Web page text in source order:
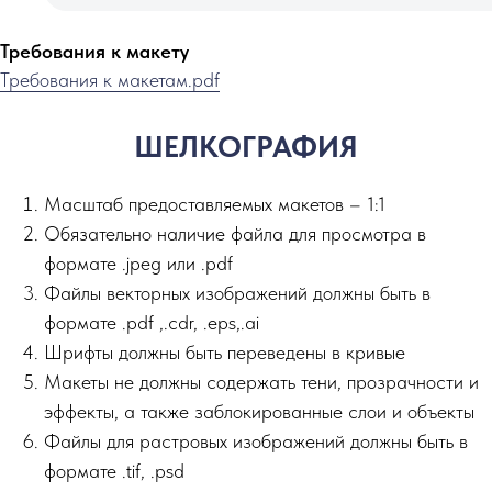
Требования к макету
Требования к макетам.pdf
ШЕЛКОГРАФИЯ
Масштаб предоставляемых макетов – 1:1
Обязательно наличие файла для просмотра в
формате .jpeg или .pdf
Файлы векторных изображений должны быть в
формате .pdf ,.сdr, .eps,.ai
Шрифты должны быть переведены в кривые
Макеты не должны содержать тени, прозрачности и
эффекты, а также заблокированные слои и объекты
Файлы для растровых изображений должны быть в
формате .tif, .psd